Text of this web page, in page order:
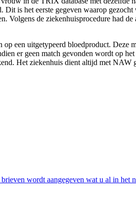
is het eerste gegeven waarop
de ziekenhuisprocedure had de
een uitgetypeerd bloedproduct. Deze
er geen match gevonden wordt op
Het ziekenhuis dient altijd met NAW
wordt aangegeven wat u al in het